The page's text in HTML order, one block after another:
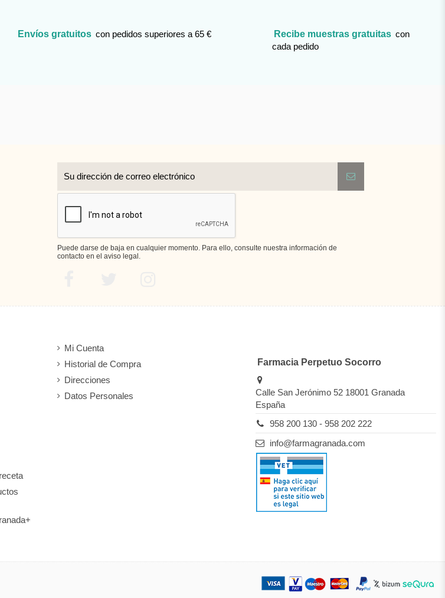
Envíos gratuitos con pedidos superiores a 65 € Recibe muestras gratuitas con
cada pedido
Puede darse de baja en cualquier momento. Para ello, consulte nuestra información de
contacto en el aviso legal.
Mi Cuenta
Historial de Compra
Direcciones
Datos Personales
Farmacia Perpetuo Socorro
Calle San Jerónimo 52 18001 Granada
España
958 200 130 - 958 202 222
info@farmagranada.com